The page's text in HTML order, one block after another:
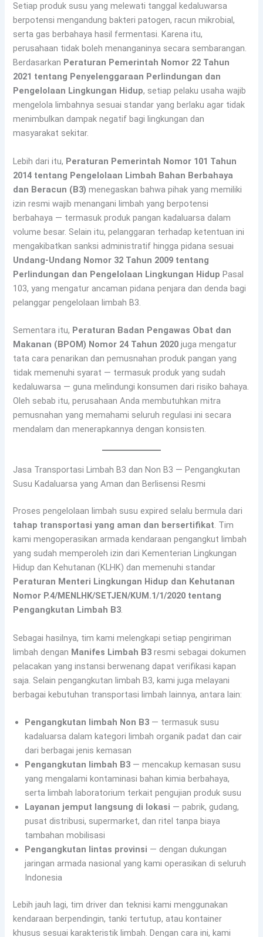
Setiap produk susu yang melewati tanggal kedaluwarsa
berpotensi mengandung bakteri patogen, racun mikrobial,
serta gas berbahaya hasil fermentasi. Karena itu,
perusahaan tidak boleh menanganinya secara sembarangan.
Berdasarkan Peraturan Pemerintah Nomor 22 Tahun
2021 tentang Penyelenggaraan Perlindungan dan
Pengelolaan Lingkungan Hidup, setiap pelaku usaha wajib
mengelola limbahnya sesuai standar yang berlaku agar tidak
menimbulkan dampak negatif bagi lingkungan dan
masyarakat sekitar.
Lebih dari itu, Peraturan Pemerintah Nomor 101 Tahun
2014 tentang Pengelolaan Limbah Bahan Berbahaya
dan Beracun (B3) menegaskan bahwa pihak yang memiliki
izin resmi wajib menangani limbah yang berpotensi
berbahaya — termasuk produk pangan kadaluarsa dalam
volume besar. Selain itu, pelanggaran terhadap ketentuan ini
mengakibatkan sanksi administratif hingga pidana sesuai
Undang-Undang Nomor 32 Tahun 2009 tentang
Perlindungan dan Pengelolaan Lingkungan Hidup Pasal
103, yang mengatur ancaman pidana penjara dan denda bagi
pelanggar pengelolaan limbah B3.
Sementara itu, Peraturan Badan Pengawas Obat dan
Makanan (BPOM) Nomor 24 Tahun 2020 juga mengatur
tata cara penarikan dan pemusnahan produk pangan yang
tidak memenuhi syarat — termasuk produk yang sudah
kedaluwarsa — guna melindungi konsumen dari risiko bahaya.
Oleh sebab itu, perusahaan Anda membutuhkan mitra
pemusnahan yang memahami seluruh regulasi ini secara
mendalam dan menerapkannya dengan konsisten.
Jasa Transportasi Limbah B3 dan Non B3 — Pengangkutan
Susu Kadaluarsa yang Aman dan Berlisensi Resmi
Proses pengelolaan limbah susu expired selalu bermula dari
tahap transportasi yang aman dan bersertifikat. Tim
kami mengoperasikan armada kendaraan pengangkut limbah
yang sudah memperoleh izin dari Kementerian Lingkungan
Hidup dan Kehutanan (KLHK) dan memenuhi standar
Peraturan Menteri Lingkungan Hidup dan Kehutanan
Nomor P.4/MENLHK/SETJEN/KUM.1/1/2020 tentang
Pengangkutan Limbah B3.
Sebagai hasilnya, tim kami melengkapi setiap pengiriman
limbah dengan Manifes Limbah B3 resmi sebagai dokumen
pelacakan yang instansi berwenang dapat verifikasi kapan
saja. Selain pengangkutan limbah B3, kami juga melayani
berbagai kebutuhan transportasi limbah lainnya, antara lain:
Pengangkutan limbah Non B3 — termasuk susu
kadaluarsa dalam kategori limbah organik padat dan cair
dari berbagai jenis kemasan
Pengangkutan limbah B3 — mencakup kemasan susu
yang mengalami kontaminasi bahan kimia berbahaya,
serta limbah laboratorium terkait pengujian produk susu
Layanan jemput langsung di lokasi — pabrik, gudang,
pusat distribusi, supermarket, dan ritel tanpa biaya
tambahan mobilisasi
Pengangkutan lintas provinsi — dengan dukungan
jaringan armada nasional yang kami operasikan di seluruh
Indonesia
Lebih jauh lagi, tim driver dan teknisi kami menggunakan
kendaraan berpendingin, tanki tertutup, atau kontainer
khusus sesuai karakteristik limbah. Dengan cara ini, kami